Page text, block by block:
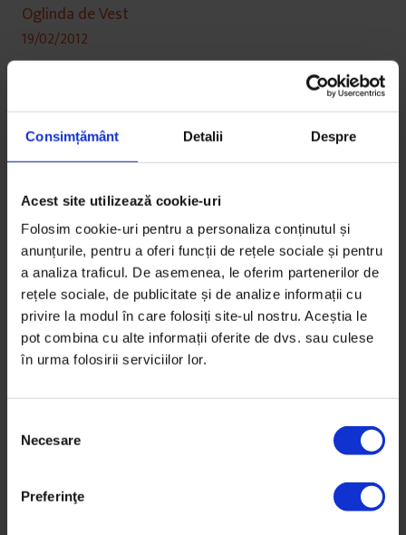
Consimțământ Detalii Despre
Acest site utilizează cookie-uri
Folosim cookie-uri pentru a personaliza conținutul și
anunțurile, pentru a oferi funcții de rețele sociale și pentru
a analiza traficul. De asemenea, le oferim partenerilor de
rețele sociale, de publicitate și de analize informații cu
privire la modul în care folosiți site-ul nostru. Aceștia le
pot combina cu alte informații oferite de dvs. sau culese
în urma folosirii serviciilor lor.
Necesare
Preferinţe
Oglinda de Vest
19/02/2012
multe rasturnari de situati si o trecere rapida
de la o actiune la alta, dar totusi in ’87 aveai
telefon, esti norocos… sau nu prea tinand
Lucian
Foarte frumos, mi-a mers la suflet. Si mi-a
amintit si mie de o ‘Magdalena’…